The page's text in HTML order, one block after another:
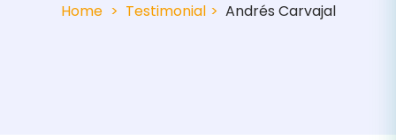
Home Testimonial Andrés Carvajal